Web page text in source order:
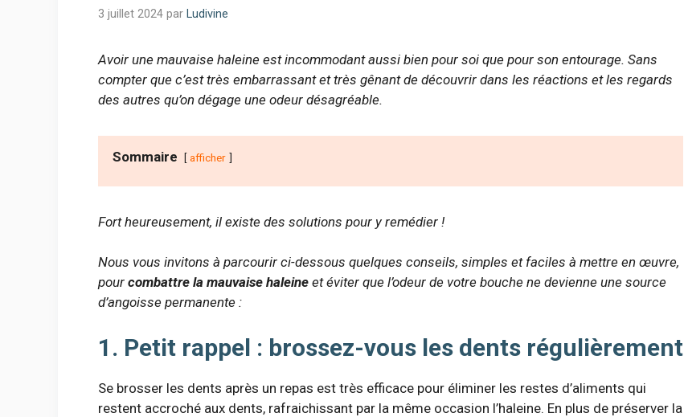
3 juillet 2024 par Ludivine
Avoir une mauvaise haleine est incommodant aussi bien pour soi que pour son entourage. Sans
compter que c’est très embarrassant et très gênant de découvrir dans les réactions et les regards
des autres qu’on dégage une odeur désagréable.
Sommaire afficher
Fort heureusement, il existe des solutions pour y remédier !
Nous vous invitons à parcourir ci-dessous quelques conseils, simples et faciles à mettre en œuvre,
pour combattre la mauvaise haleine et éviter que l’odeur de votre bouche ne devienne une source
d’angoisse permanente :
1. Petit rappel : brossez-vous les dents régulièrement
Se brosser les dents après un repas est très efficace pour éliminer les restes d’aliments qui
restent accroché aux dents, rafraichissant par la même occasion l’haleine. En plus de préserver la